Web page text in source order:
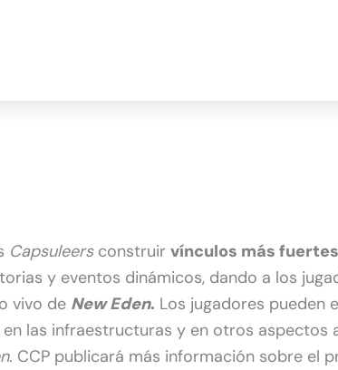
Capsuleersconstruir vínculos más
y eventos dinámicos, dando a los
vivo de New Eden. Los jugadores pueden
en las infraestructuras y en otros aspectos
. CCP publicará más información sobre el